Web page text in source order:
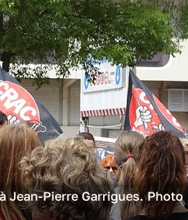
Jean-Pierre Garrigues. Photo